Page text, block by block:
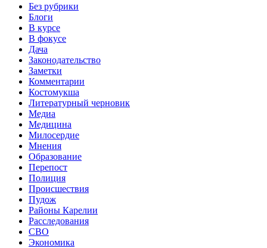
Без рубрики
Блоги
В курсе
В фокусе
Дача
Законодательство
Заметки
Комментарии
Костомукша
Литературный черновик
Медиа
Медицина
Милосердие
Мнения
Образование
Перепост
Полиция
Происшествия
Пудож
Районы Карелии
Расследования
СВО
Экономика